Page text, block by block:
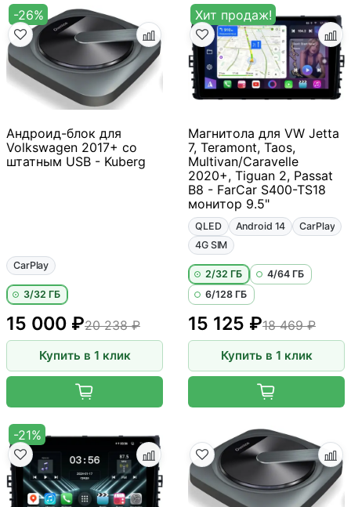
-26%
Андроид-блок для
Volkswagen 2017+ со
штатным USB - Kuberg
CarPlay
3/32 ГБ
20 238 ₽
15 000 ₽
Купить в 1 клик
Хит продаж!
Магнитола для VW Jetta
7, Teramont, Taos,
Multivan/Caravelle
2020+, Tiguan 2, Passat
B8 - FarCar S400-TS18
монитор 9.5"
QLED Android 14
CarPlay
4G SIM
2/32 ГБ
4/64 ГБ
6/128 ГБ
15 125 ₽18 469 ₽
Купить в 1 клик
-21%